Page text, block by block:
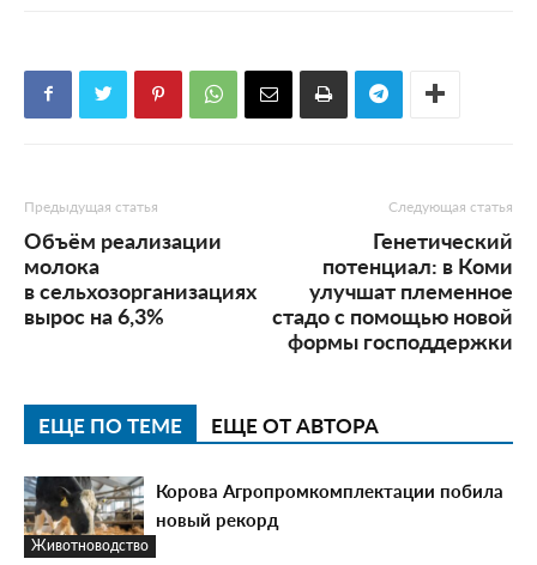
Предыдущая статья
Объём реализации
молока
в сельхозорганизациях
вырос на 6,3%
Следующая статья
Генетический
потенциал: в Коми
улучшат племенное
стадо с помощью новой
формы господдержки
ЕЩЕ ПО ТЕМЕ ЕЩЕ ОТ АВТОРА
Животноводство
Корова Агропромкомплектации побила
новый рекорд